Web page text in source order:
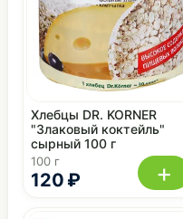
120 ₽
Хлебцы DR. KORNER
"Злаковый коктейль"
сырный 100 г
100 г +